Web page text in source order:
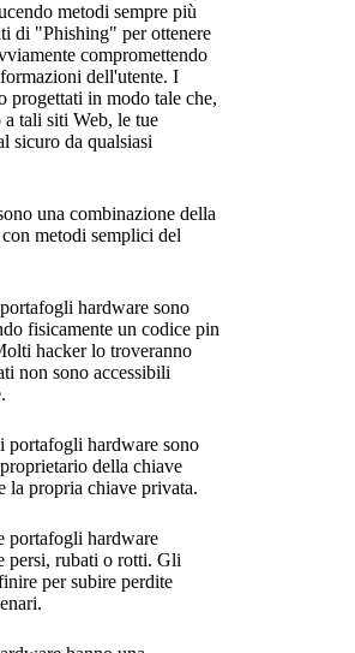
metodi sempre più
di "Phishing" per ottenere
compromettendo
dell'utente. I
progettati in modo tale che,
a tali siti Web, le tue
sicuro da qualsiasi
una combinazione della
metodi semplici del
hardware sono
fisicamente un codice pin
hacker lo troveranno
non sono accessibili
portafogli hardware sono
della chiave
la propria chiave privata.
portafogli hardware
persi, rubati o rotti. Gli
per subire perdite